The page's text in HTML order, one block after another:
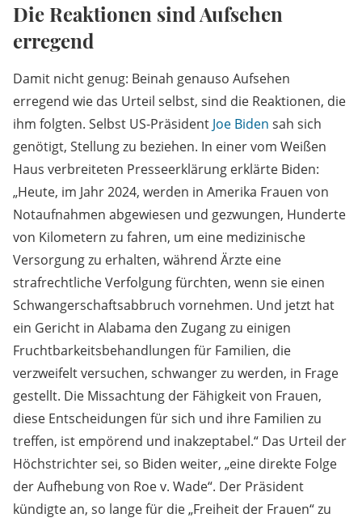
Die Reaktionen sind Aufsehen
erregend
Damit nicht genug: Beinah genauso Aufsehen
erregend wie das Urteil selbst, sind die Reaktionen, die
ihm folgten. Selbst US-Präsident Joe Biden sah sich
genötigt, Stellung zu beziehen. In einer vom Weißen
Haus verbreiteten Presseerklärung erklärte Biden:
„Heute, im Jahr 2024, werden in Amerika Frauen von
Notaufnahmen abgewiesen und gezwungen, Hunderte
von Kilometern zu fahren, um eine medizinische
Versorgung zu erhalten, während Ärzte eine
strafrechtliche Verfolgung fürchten, wenn sie einen
Schwangerschaftsabbruch vornehmen. Und jetzt hat
ein Gericht in Alabama den Zugang zu einigen
Fruchtbarkeitsbehandlungen für Familien, die
verzweifelt versuchen, schwanger zu werden, in Frage
gestellt. Die Missachtung der Fähigkeit von Frauen,
diese Entscheidungen für sich und ihre Familien zu
treffen, ist empörend und inakzeptabel.“ Das Urteil der
Höchstrichter sei, so Biden weiter, „eine direkte Folge
der Aufhebung von Roe v. Wade“. Der Präsident
kündigte an, so lange für die „Freiheit der Frauen“ zu